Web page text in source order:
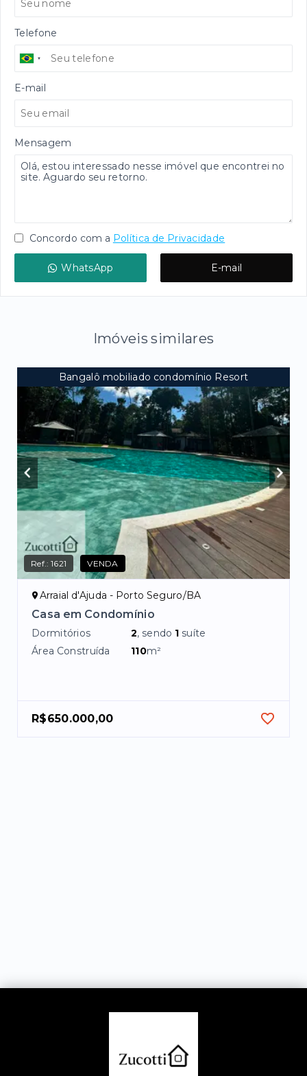
Telefone
E-mail
Mensagem
Concordo com a Política de Privacidade
WhatsApp E-mail
Imóveis similares
Bangalô mobiliado condomínio Resort
Ref.:1621 VENDA
Arraial d'Ajuda - Porto Seguro/BA
Casa em Condomínio
Dormitórios 2, sendo 1 suíte
Área Construída
110m²
R$650.000,00